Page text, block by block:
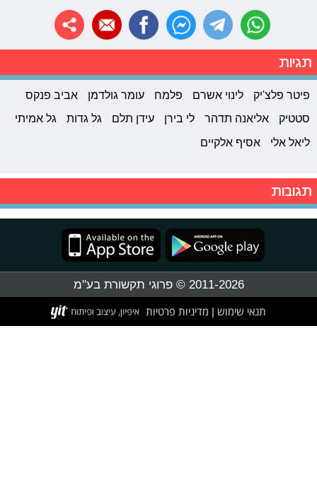
תגיות
פיטר פלצ'יק לינוי אשרם פלמח עומר גולדמן
אביב פנקס
סטטיק
אליאנה תדהר לי בירן עידן תלם גל גדות
גל אמיתי
ליאל אלי
אסיף אלקיים
תגובות
2011-2026 © פרוגי תקשורת בע"מ
תנאי שימוש מדיניות פרטיות